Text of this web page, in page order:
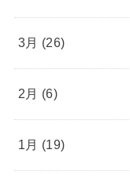
3月 (26)
2月 (6)
1月 (19)